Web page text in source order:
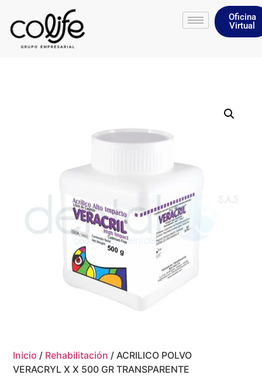
Oficina
Virtual
Inicio / Rehabilitación / ACRILICO POLVO
VERACRYL X X 500 GR TRANSPARENTE